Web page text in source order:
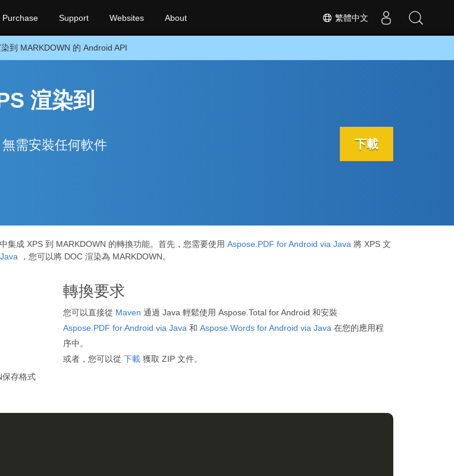
繁體中文
Purchase Support Websites About
到 MARKDOWN 的 Android API
渲染到
需安裝任何軟件 下載
集成 XPS 到 MARKDOWN 的轉換功能。首先，您需要使用 Aspose.PDF for Android via Java 將 XPS 文
，您可以將 DOC 渲染為 MARKDOWN。
保存格式
轉換要求
您可以直接從 Maven 通過 Java 輕鬆使用 Aspose.Total for Android 和安裝
Aspose.PDF for Android via Java 和 Aspose.Words for Android via Java 在您的應用程
序中。
或者，您可以從 下載 獲取 ZIP 文件。